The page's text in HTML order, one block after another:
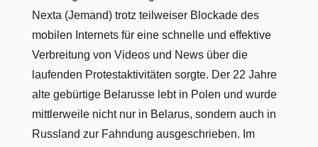
Nexta (Jemand) trotz teilweiser Blockade des
mobilen Internets für eine schnelle und effektive
Verbreitung von Videos und News über die
laufenden Protestaktivitäten sorgte. Der 22 Jahre
alte gebürtige Belarusse lebt in Polen und wurde
mittlerweile nicht nur in Belarus, sondern auch in
Russland zur Fahndung ausgeschrieben. Im